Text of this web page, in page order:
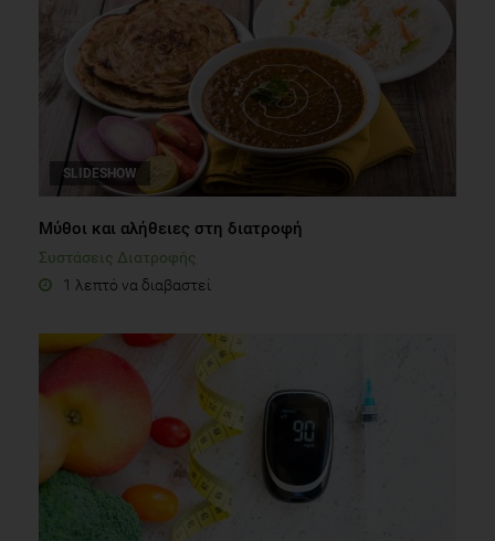
SLIDESHOW
Μύθοι και αλήθειες στη διατροφή
Συστάσεις Διατροφής
1 λεπτό να διαβαστεί